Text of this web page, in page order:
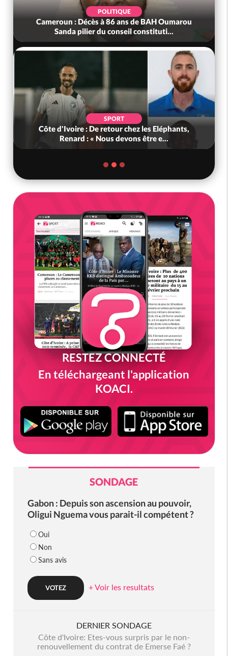
POLITIQUE
Cameroun : Décès à 86 ans de BAH Oumarou
Sanda pilier du conseil constituti...
SPORT
Côte d'Ivoire : De retour chez les Eléphants,
Renard : « Nous devons être e...
RESTEZ CONNECTÉ
En téléchargeant l'application
KOACI.
SONDAGE
Gabon : Depuis son ascension au pouvoir,
Oligui Nguema vous parait-il compétent ?
Oui
Non
Sans avis
+ Voir les resultats
DERNIER SONDAGE
Côte d'Ivoire: Etes-vous surpris par le non-
renouvellement du contrat de Emerse Faé ?